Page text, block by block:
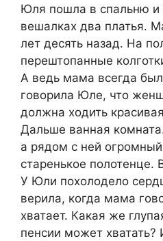
Юля пошла в спальню
вешалках два платья.
лет десять назад. На
перештопанные
А ведь мама всегда
говорила Юле, что
должна ходить
Дальше ванная
а рядом с ней
старенькое
У Юли похолодело
верила, когда мама
хватает. Какая же
пенсии может хватать?